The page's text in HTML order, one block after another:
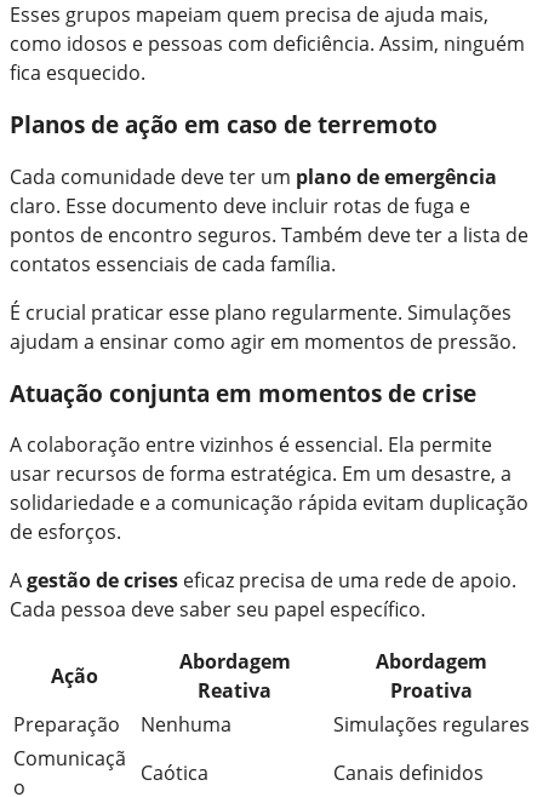
Esses grupos mapeiam quem precisa de ajuda mais,
como idosos e pessoas com deficiência. Assim, ninguém
fica esquecido.
Planos de ação em caso de terremoto
Cada comunidade deve ter um plano de emergência
claro. Esse documento deve incluir rotas de fuga e
pontos de encontro seguros. Também deve ter a lista de
contatos essenciais de cada família.
É crucial praticar esse plano regularmente. Simulações
ajudam a ensinar como agir em momentos de pressão.
Atuação conjunta em momentos de crise
A colaboração entre vizinhos é essencial. Ela permite
usar recursos de forma estratégica. Em um desastre, a
solidariedade e a comunicação rápida evitam duplicação
de esforços.
Agestão de crises eficaz precisa de uma rede de apoio.
Cada pessoa deve saber seu papel específico.
Ação
Abordagem
Reativa
Abordagem
Proativa
Preparação
Nenhuma
Simulações regulares
Comunicaçã
o
Caótica Canais definidos